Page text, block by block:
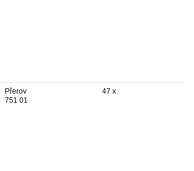
Přerov
751 01
47 x